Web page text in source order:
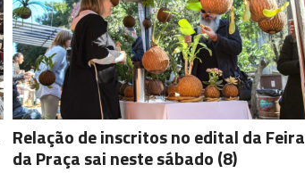
Relação de inscritos no edital da Feira
da Praça sai neste sábado (8)